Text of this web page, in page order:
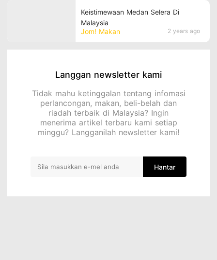
Jom! Makan 2 years ago
Keistimewaan Medan Selera Di
Malaysia
Langgan newsletter kami
Tidak mahu ketinggalan tentang infomasi
perlancongan, makan, beli-belah dan
riadah terbaik di Malaysia? Ingin
menerima artikel terbaru kami setiap
minggu? Langganilah newsletter kami!
Hantar